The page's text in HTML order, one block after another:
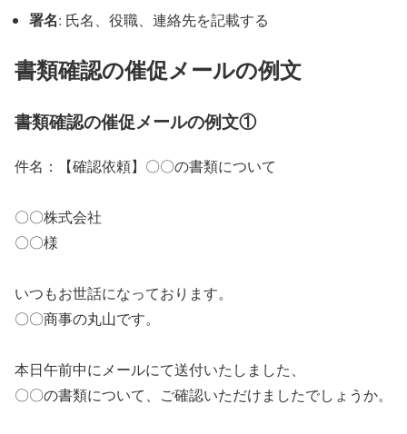
署名: 氏名、役職、連絡先を記載する
書類確認の催促メールの例文
書類確認の催促メールの例文①
件名：【確認依頼】〇〇の書類について
〇〇株式会社
〇〇様
いつもお世話になっております。
〇〇商事の丸山です。
本日午前中にメールにて送付いたしました、
〇〇の書類について、ご確認いただけましたでしょうか。